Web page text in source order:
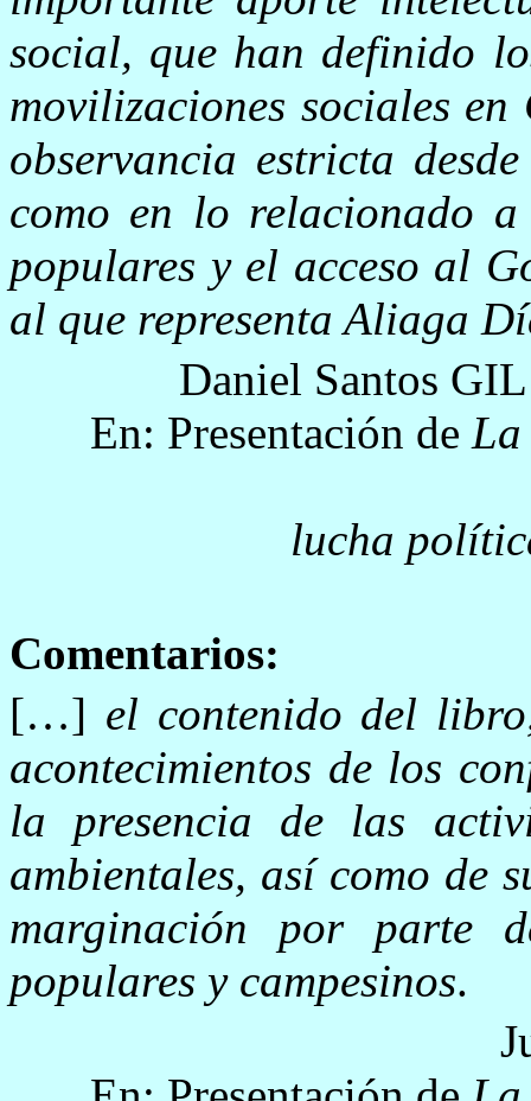
social, que han definido
movilizaciones sociales
observancia estricta
como en lo relacionado
populares y el acceso al
al que representa Aliaga
Daniel Santos
En: Presentación de
lucha
Comentarios:
[…] el contenido del
acontecimientos de los
la presencia de las
ambientales, así como de
marginación por parte
populares y campesinos.